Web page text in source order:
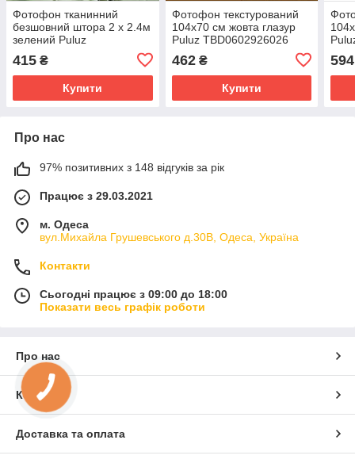
Фотофон тканинний
безшовний штора 2 x 2.4м
зелений Puluz
415 ₴
Купити
Фотофон текстурований
104x70 см жовта глазур
Puluz TBD0602926026
462₴
Купити
594
Про нас
97% позитивних з 148 відгуків за рік
Працює з 29.03.2021
м. Одеса
вул.Михайла Грушевського д.30В, Одеса, Україна
Контакти
Сьогодні працює з 09:00 до 18:00
Показати весь графік роботи
Про нас
Контакти
Доставка та оплата